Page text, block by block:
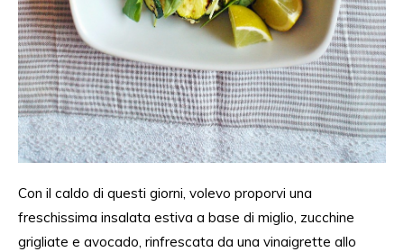
Con il caldo di questi giorni, volevo proporvi una
freschissima insalata estiva a base di miglio, zucchine
grigliate e avocado, rinfrescata da una vinaigrette allo